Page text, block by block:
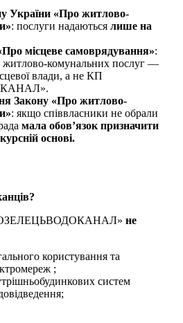
України «Про житлово-
»: послуги надаються лише на
місцеве самоврядування»:
житлово-комунальних послуг —
влади, а не КП
Закону «Про житлово-
»: якщо співвласники не обрали
мала обов’язок призначити
основі.
не
користування та
;
систем